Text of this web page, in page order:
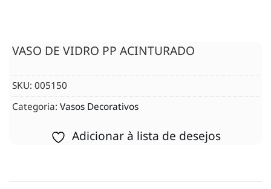
VASO DE VIDRO PP ACINTURADO
SKU: 005150
Categoria: Vasos Decorativos
Adicionar à lista de desejos